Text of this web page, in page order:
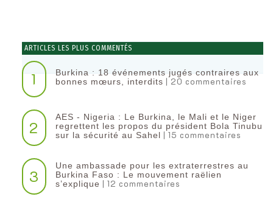
ARTICLES LES PLUS COMMENTÉS
1
Burkina : 18 événements jugés contraires aux
bonnes mœurs, interdits | 20 commentaires
2
AES - Nigeria : Le Burkina, le Mali et le Niger
regrettent les propos du président Bola Tinubu
sur la sécurité au Sahel | 15 commentaires
3
Une ambassade pour les extraterrestres au
Burkina Faso : Le mouvement raëlien
s’explique | 12 commentaires